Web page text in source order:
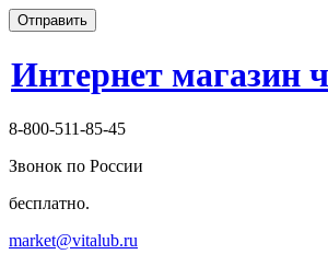
Отправить
Интернет магазин
8-800-511-85-45
Звонок по России
бесплатно.
market@vitalub.ru